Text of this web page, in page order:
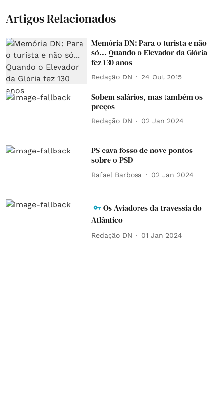
Artigos Relacionados
Memória DN: Para o turista e não
só... Quando o Elevador da Glória
fez 130 anos
Redação DN 24 Out 2015
Sobem salários, mas também os
preços
Redação DN 02 Jan 2024
PS cava fosso de nove pontos
sobre o PSD
Rafael Barbosa 02 Jan 2024
Os Aviadores da travessia do
Atlântico
Redação DN 01 Jan 2024